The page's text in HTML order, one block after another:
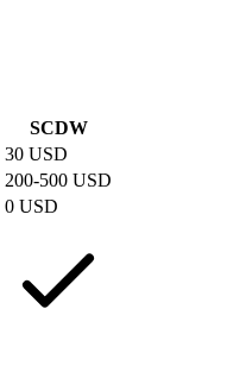
SCDW
30 USD
200-500 USD
0 USD